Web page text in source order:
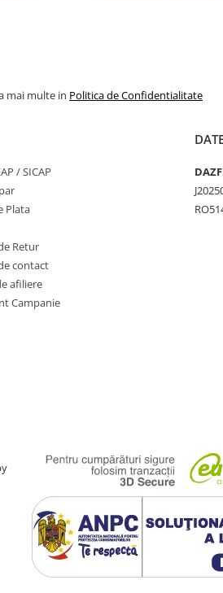
mai multe in Politica de Confidentialitate
/ SICAP
Plata
Retur
contact
afiliere
Campanie